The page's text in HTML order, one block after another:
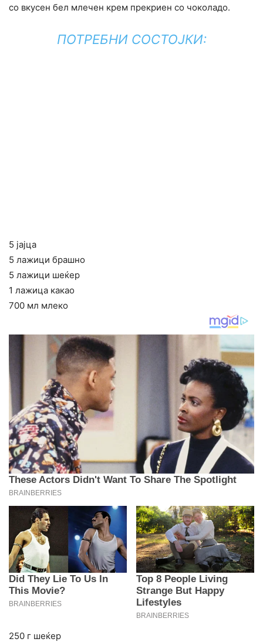
со вкусен бел млечен крем прекриен со чоколадо.
ПОТРЕБНИ СОСТОЈКИ:
5 јајца
5 лажици брашно
5 лажици шеќер
1 лажица какао
700 мл млеко
250 г шеќер